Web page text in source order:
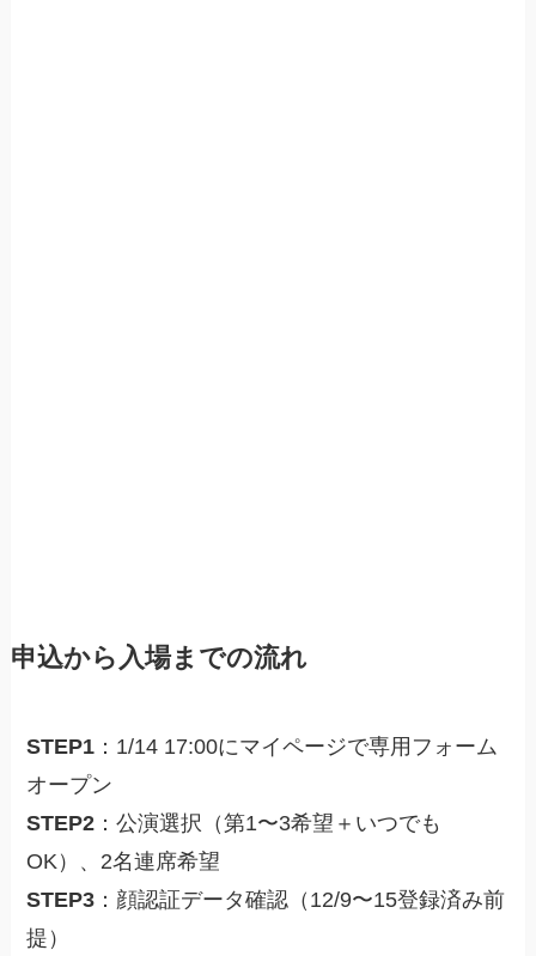
申込から入場までの流れ
STEP1 ：1/14 17:00にマイページで専用フォーム
オープン
STEP2 ：公演選択（第1〜3希望＋いつでも
OK）、2名連席希望
STEP3 ：顔認証データ確認（12/9〜15登録済み前
提）